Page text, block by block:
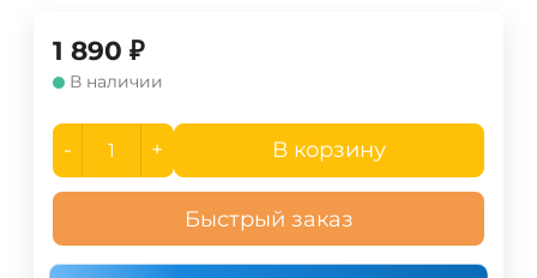
1 890 ₽
В наличии
- + В корзину
Быстрый заказ